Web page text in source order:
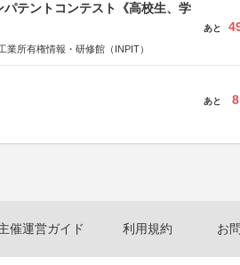
テントコンテスト《高校生、学
所有権情報・研修館（INPIT）
あと
あと 8
催運営ガイド 利用規約 お